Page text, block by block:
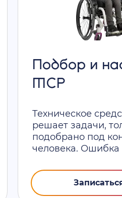
Подбор и
ТСР
Техническое
решает задачи,
подобрано под
человека. Ошибка